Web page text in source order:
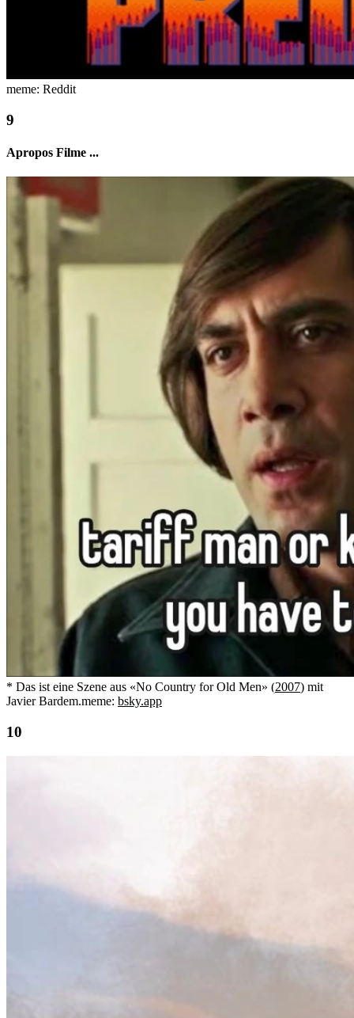
meme: Reddit
Apropos Filme ...
* Das ist eine Szene aus «No Country for Old Men» (2007) mit
Javier Bardem.meme: bsky.app